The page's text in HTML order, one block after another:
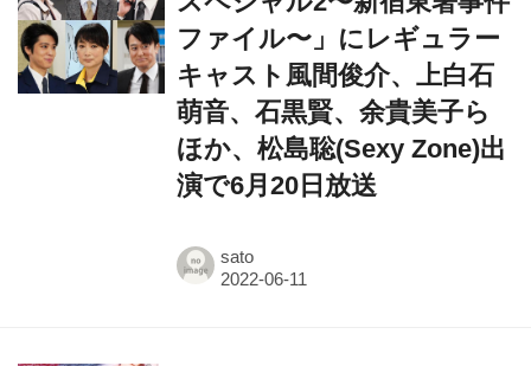
ファイル〜」にレギュラー
キャスト風間俊介、上白石
萌音、石黒賢、余貴美子ら
ほか、松島聡(Sexy Zone)出
演で6月20日放送
sato